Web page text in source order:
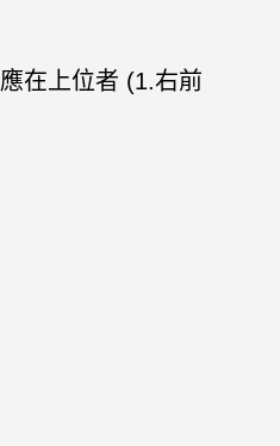
上位者 (1.右前